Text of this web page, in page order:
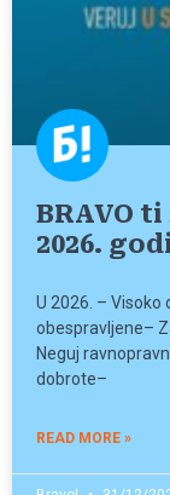
BRAVO
2026.
U 2026. –
obespravljene–
Neguj
dobrote–
READ MORE »